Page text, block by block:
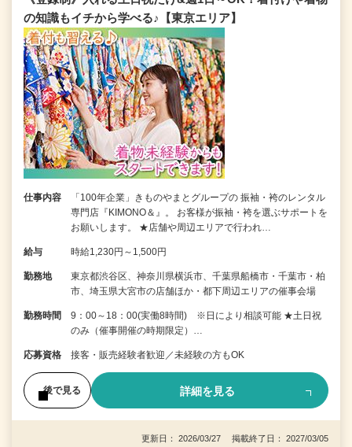
の知識もイチから学べる♪【東京エリア】
仕事内容
「100年企業」きものやまとグループの 振袖・袴のレンタル
専門店『KIMONO＆』。 お客様が振袖・袴を選ぶサポートを
お願いします。 ★店舗や周辺エリアで行われ…
給与 時給1,230円～1,500円
勤務地
東京都渋谷区、神奈川県横浜市、千葉県船橋市・千葉市・柏
市、埼玉県大宮市の店舗ほか・都下周辺エリアの催事会場
勤務時間
9：00～18：00(実働8時間) ※日により相談可能 ★土日祝
のみ（催事開催の時期限定）…
応募資格 接客・販売経験者歓迎／未経験の方もOK
後で見る 詳細を見る
更新日： 2026/03/27 掲載終了日： 2027/03/05